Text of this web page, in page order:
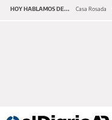
HOY HABLAMOS DE... Casa Rosada